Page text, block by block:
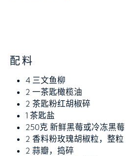
配料
4 三文鱼柳
2 一茶匙橄榄油
2 茶匙粉红胡椒碎
1 茶匙盐
250克 新鲜黑莓或冷冻黑莓
2 香料粉玫瑰胡椒粒，整粒
2 蒜瓣，捣碎